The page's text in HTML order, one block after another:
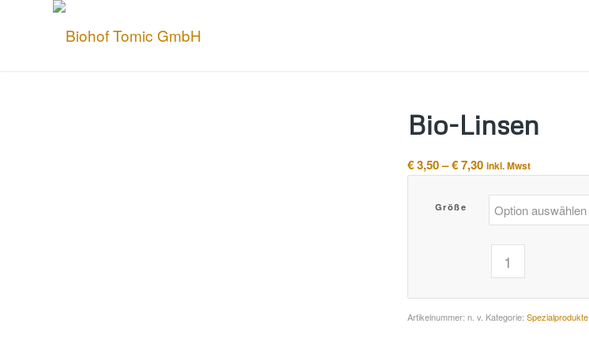
Bio-Linsen
€3,50–€7,30Preisspanne:
€ 3,50
bis
€ 7,30
inkl. Mwst
Größe
Alternative:
Artikelnummer:n. v. Kategorie:Spezialprodukte